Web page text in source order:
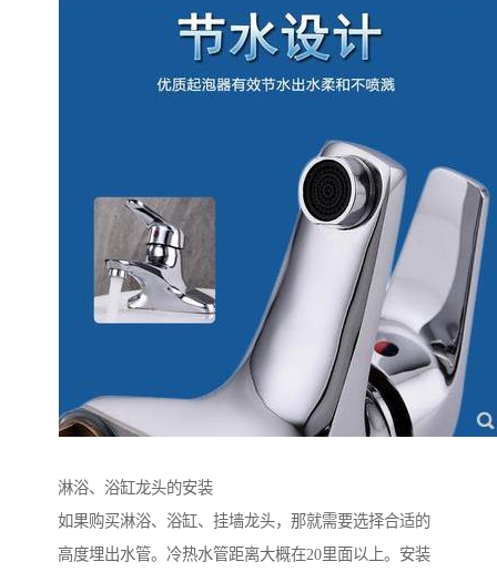
淋浴、浴缸龙头的安装
如果购买淋浴、浴缸、挂墙龙头，那就需要选择合适的
高度埋出水管。冷热水管距离大概在20里面以上。安装